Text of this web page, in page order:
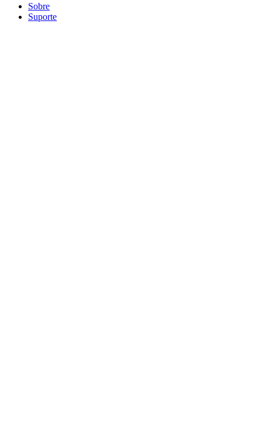
Sobre
Suporte